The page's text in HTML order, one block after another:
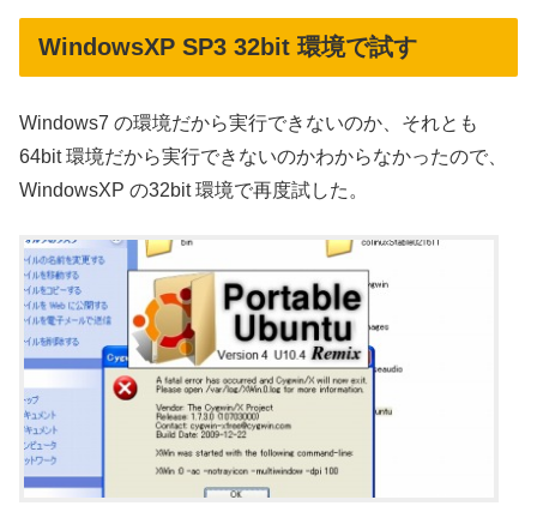
WindowsXP SP3 32bit 環境で試す
Windows7 の環境だから実行できないのか、それとも
64bit 環境だから実行できないのかわからなかったので、
WindowsXP の32bit 環境で再度試した。